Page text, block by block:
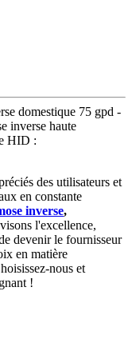
domestique 75 gpd -
inverse haute
HID :
des utilisateurs et
en constante
inverse,
l'excellence,
devenir le fournisseur
en matière
nous et
!